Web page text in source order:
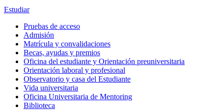
Estudiar
Pruebas de acceso
Admisión
Matrícula y convalidaciones
Becas, ayudas y premios
Oficina del estudiante y Orientación preuniversitaria
Orientación laboral y profesional
Observatorio y casa del Estudiante
Vida universitaria
Oficina Universitaria de Mentoring
Biblioteca